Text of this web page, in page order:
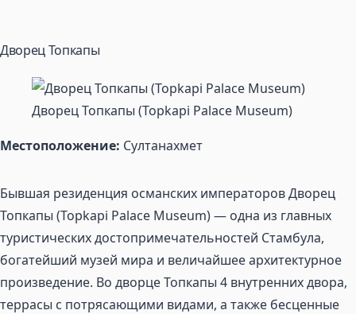
Дворец Топкапы
Дворец Топкапы (Topkapi Palace Museum)
Местоположение: Султанахмет
Бывшая резиденция османских императоров Дворец
Топкапы (Topkapi Palace Museum) — одна из главных
туристических достопримечательностей Стамбула,
богатейший музей мира и величайшее архитектурное
произведение. Во дворце Топкапы 4 внутренних двора,
террасы с потрясающими видами, а также бесценные